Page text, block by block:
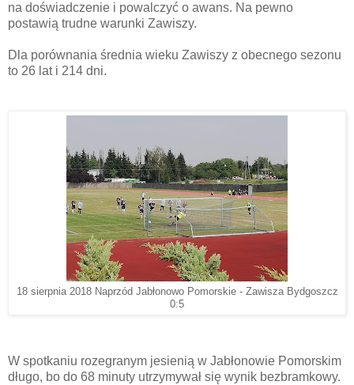
na doświadczenie i powalczyć o awans. Na pewno
postawią trudne warunki Zawiszy.
Dla porównania średnia wieku Zawiszy z obecnego sezonu
to 26 lat i 214 dni.
18 sierpnia 2018 Naprzód Jabłonowo Pomorskie - Zawisza Bydgoszcz
0:5
W spotkaniu rozegranym jesienią w Jabłonowie Pomorskim
długo, bo do 68 minuty utrzymywał się wynik bezbramkowy.